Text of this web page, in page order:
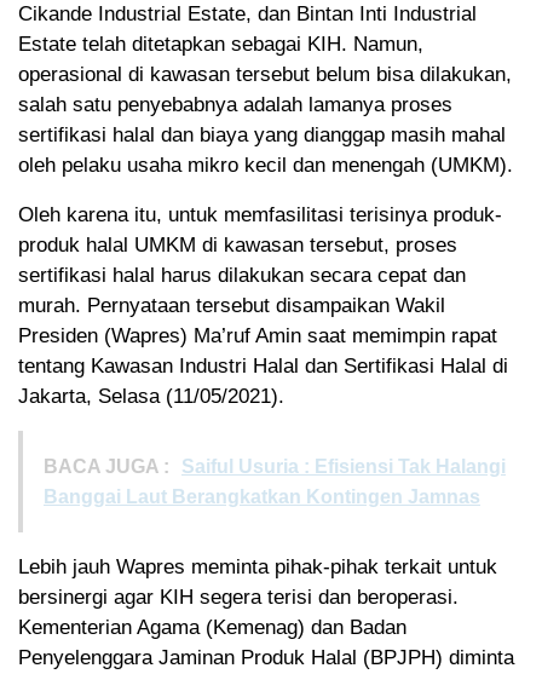
Cikande Industrial Estate, dan Bintan Inti Industrial
Estate telah ditetapkan sebagai KIH. Namun,
operasional di kawasan tersebut belum bisa dilakukan,
salah satu penyebabnya adalah lamanya proses
sertifikasi halal dan biaya yang dianggap masih mahal
oleh pelaku usaha mikro kecil dan menengah (UMKM).
Oleh karena itu, untuk memfasilitasi terisinya produk-
produk halal UMKM di kawasan tersebut, proses
sertifikasi halal harus dilakukan secara cepat dan
murah. Pernyataan tersebut disampaikan Wakil
Presiden (Wapres) Ma’ruf Amin saat memimpin rapat
tentang Kawasan Industri Halal dan Sertifikasi Halal di
Jakarta, Selasa (11/05/2021).
BACA JUGA :
Saiful Usuria : Efisiensi Tak Halangi
Banggai Laut Berangkatkan Kontingen Jamnas
Lebih jauh Wapres meminta pihak-pihak terkait untuk
bersinergi agar KIH segera terisi dan beroperasi.
Kementerian Agama (Kemenag) dan Badan
Penyelenggara Jaminan Produk Halal (BPJPH) diminta